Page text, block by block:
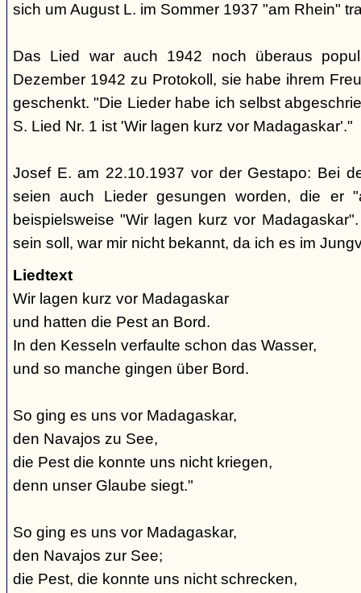
sich um August L. im Sommer 1937 "am Rhein"
Das Lied war auch 1942 noch überaus
Dezember 1942 zu Protokoll, sie habe ihrem
geschenkt. "Die Lieder habe ich selbst
S. Lied Nr. 1 ist 'Wir lagen kurz vor Madagaskar'."
Josef E. am 22.10.1937 vor der Gestapo: Bei
seien auch Lieder gesungen worden, die er
beispielsweise "Wir lagen kurz vor
sein soll, war mir nicht bekannt, da ich es im
Liedtext
Wir lagen kurz vor Madagaskar
und hatten die Pest an Bord.
In den Kesseln verfaulte schon das Wasser,
und so manche gingen über Bord.
So ging es uns vor Madagaskar,
den Navajos zu See,
die Pest die konnte uns nicht kriegen,
denn unser Glaube siegt."
So ging es uns vor Madagaskar,
den Navajos zur See;
die Pest, die konnte uns nicht schrecken,